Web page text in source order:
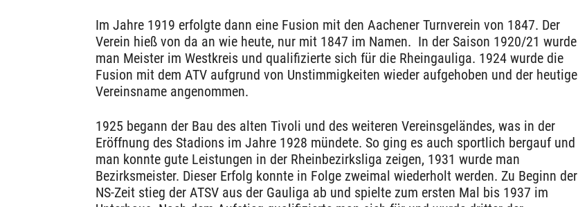
Im Jahre 1919 erfolgte dann eine Fusion mit den Aachener Turnverein von 1847. Der
Verein hieß von da an wie heute, nur mit 1847 im Namen. In der Saison 1920/21 wurde
man Meister im Westkreis und qualifizierte sich für die Rheingauliga. 1924 wurde die
Fusion mit dem ATV aufgrund von Unstimmigkeiten wieder aufgehoben und der heutige
Vereinsname angenommen.
1925 begann der Bau des alten Tivoli und des weiteren Vereinsgeländes, was in der
Eröffnung des Stadions im Jahre 1928 mündete. So ging es auch sportlich bergauf und
man konnte gute Leistungen in der Rheinbezirksliga zeigen, 1931 wurde man
Bezirksmeister. Dieser Erfolg konnte in Folge zweimal wiederholt werden. Zu Beginn der
NS-Zeit stieg der ATSV aus der Gauliga ab und spielte zum ersten Mal bis 1937 im